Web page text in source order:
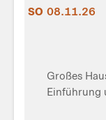
SO 08.11.26
Großes
Einführung